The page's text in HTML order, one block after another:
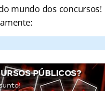
mundo dos concursos!
PÚBLICOS?